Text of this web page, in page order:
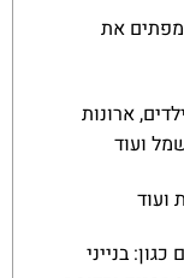
את
ארונות
ועוד
ועוד
בנייני